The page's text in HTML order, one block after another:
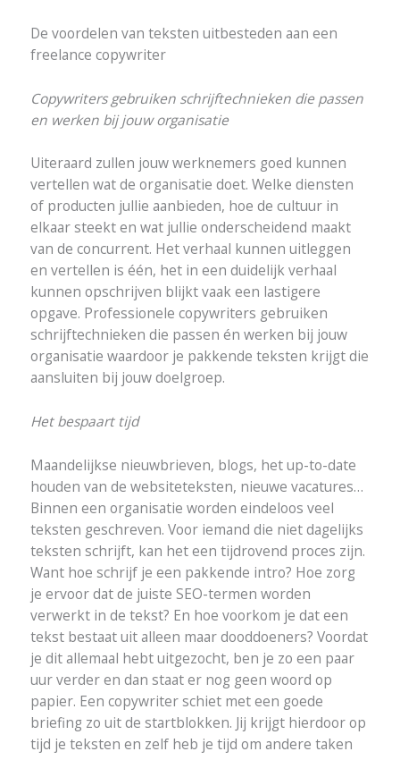
De voordelen van teksten uitbesteden aan een
freelance copywriter
Copywriters gebruiken schrijftechnieken die passen
en werken bij jouw organisatie
Uiteraard zullen jouw werknemers goed kunnen
vertellen wat de organisatie doet. Welke diensten
of producten jullie aanbieden, hoe de cultuur in
elkaar steekt en wat jullie onderscheidend maakt
van de concurrent. Het verhaal kunnen uitleggen
en vertellen is één, het in een duidelijk verhaal
kunnen opschrijven blijkt vaak een lastigere
opgave. Professionele copywriters gebruiken
schrijftechnieken die passen én werken bij jouw
organisatie waardoor je pakkende teksten krijgt die
aansluiten bij jouw doelgroep.
Het bespaart tijd
Maandelijkse nieuwbrieven, blogs, het up-to-date
houden van de websiteteksten, nieuwe vacatures…
Binnen een organisatie worden eindeloos veel
teksten geschreven. Voor iemand die niet dagelijks
teksten schrijft, kan het een tijdrovend proces zijn.
Want hoe schrijf je een pakkende intro? Hoe zorg
je ervoor dat de juiste SEO-termen worden
verwerkt in de tekst? En hoe voorkom je dat een
tekst bestaat uit alleen maar dooddoeners? Voordat
je dit allemaal hebt uitgezocht, ben je zo een paar
uur verder en dan staat er nog geen woord op
papier. Een copywriter schiet met een goede
briefing zo uit de startblokken. Jij krijgt hierdoor op
tijd je teksten en zelf heb je tijd om andere taken